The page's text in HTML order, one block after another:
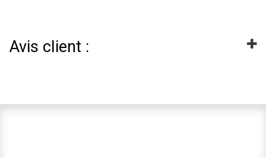
Avis client :